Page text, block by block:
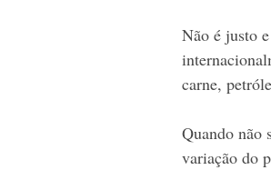
Não é justo
carne,
Quando não
variação do